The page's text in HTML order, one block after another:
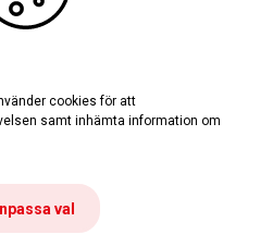
cookies för att
samt inhämta information om
val